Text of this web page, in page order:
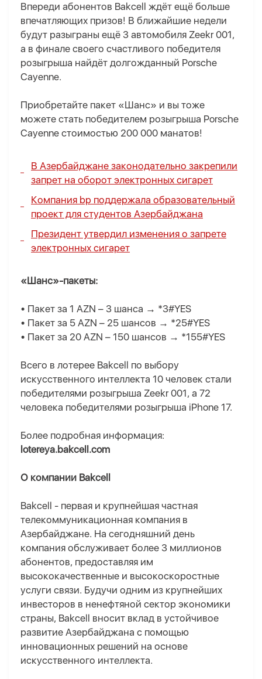
Впереди абонентов Bakcell ждёт ещё больше
впечатляющих призов! В ближайшие недели
будут разыграны ещё 3 автомобиля Zeekr 001,
а в финале своего счастливого победителя
розыгрыша найдёт долгожданный Porsche
Cayenne.
Приобретайте пакет «Шанс» и вы тоже
можете стать победителем розыгрыша Porsche
Cayenne стоимостью 200 000 манатов!
В Азербайджане законодательно закрепили
запрет на оборот электронных сигарет
Компания bp поддержала образовательный
проект для студентов Азербайджана
Президент утвердил изменения о запрете
электронных сигарет
«Шанс»-пакеты:
• Пакет за 1 AZN – 3 шанса → *3#YES
• Пакет за 5 AZN – 25 шансов → *25#YES
• Пакет за 20 AZN – 150 шансов → *155#YES
Всего в лотерее Bakcell по выбору
искусственного интеллекта 10 человек стали
победителями розыгрыша Zeekr 001, а 72
человека победителями розыгрыша iPhone 17.
Более подробная информация:
lotereya.bakcell.com
О компании Bakcell
Bakcell - первая и крупнейшая частная
телекоммуникационная компания в
Азербайджане. На сегодняшний день
компания обслуживает более 3 миллионов
абонентов, предоставляя им
высококачественные и высокоскоростные
услуги связи. Будучи одним из крупнейших
инвесторов в ненефтяной сектор экономики
страны, Bakcell вносит вклад в устойчивое
развитие Азербайджана с помощью
инновационных решений на основе
искусственного интеллекта.